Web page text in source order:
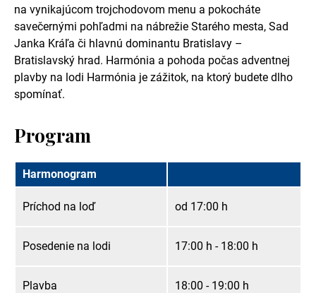
na vynikajúcom trojchodovom menu a pokocháte
savečernými pohľadmi na nábrežie Starého mesta, Sad
Janka Kráľa či hlavnú dominantu Bratislavy –
Bratislavský hrad. Harmónia a pohoda počas adventnej
plavby na lodi Harmónia je zážitok, na ktorý budete dlho
spomínať.
Program
Harmonogram
Príchod na loď od 17:00 h
Posedenie na lodi 17:00 h - 18:00 h
Plavba 18:00 - 19:00 h